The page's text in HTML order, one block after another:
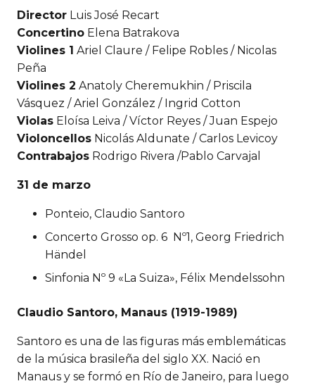
Director Luis José Recart
Concertino Elena Batrakova
Violines 1 Ariel Claure / Felipe Robles / Nicolas
Peña
Violines 2 Anatoly Cheremukhin / Priscila
Vásquez / Ariel González / Ingrid Cotton
Violas Eloísa Leiva / Víctor Reyes / Juan Espejo
Violoncellos Nicolás Aldunate / Carlos Levicoy
Contrabajos Rodrigo Rivera /Pablo Carvajal
31 de marzo
Ponteio, Claudio Santoro
Concerto Grosso op. 6 Nº1, Georg Friedrich
Händel
Sinfonia Nº 9 «La Suiza», Félix Mendelssohn
Claudio Santoro, Manaus (1919-1989)
Santoro es una de las figuras más emblemáticas
de la música brasileña del siglo XX. Nació en
Manaus y se formó en Río de Janeiro, para luego